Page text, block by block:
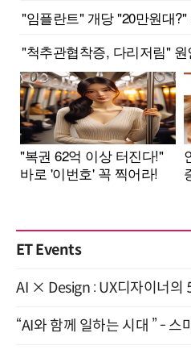
ET Events